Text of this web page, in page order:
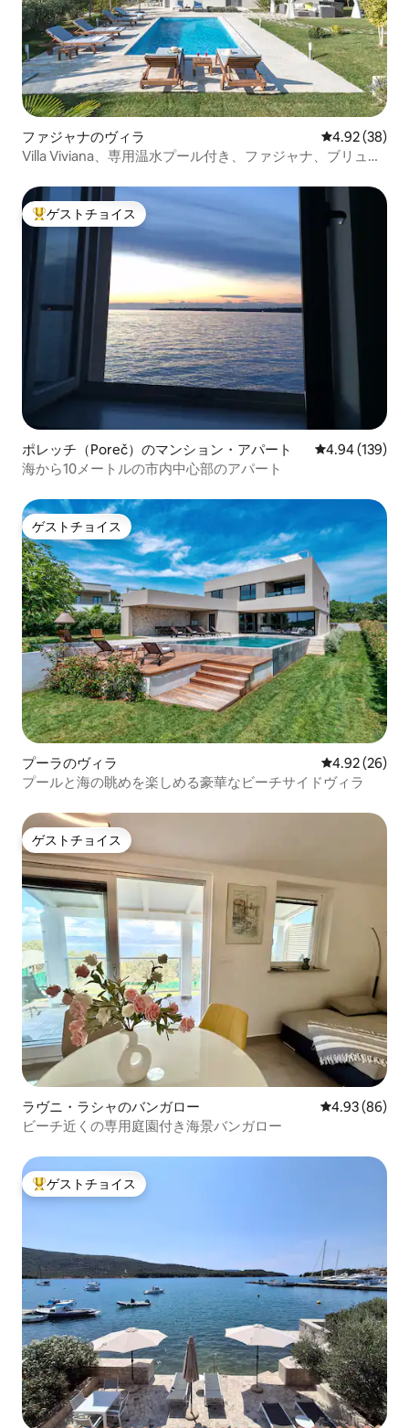
ファジャナのヴィラ レビュー38
4.92 (38)
Villa Viviana、専用温水プール付き、ファジャナ、ブリュニ
大好評のゲストチョイスです。
ゲストチョイス
ポレッチ（Poreč）のマンション・アパート レビュー139
4.94 (139)
海から10メートルの市内中心部のアパート
ゲストチョイス
ゲストチョイス
プーラのヴィラ レビュー26
4.92 (26)
プールと海の眺めを楽しめる豪華なビーチサイドヴィラ
ゲストチョイス
ゲストチョイス
ラヴニ・ラシャのバンガロー レビュー86
4.93 (86)
ビーチ近くの専用庭園付き海景バンガロー
大好評のゲストチョイスです。
ゲストチョイス